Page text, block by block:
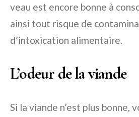
veau est encore bonne à
ainsi tout risque de
d’intoxication alimentaire.
L’odeur de la viande
Si la viande n’est plus bonne,